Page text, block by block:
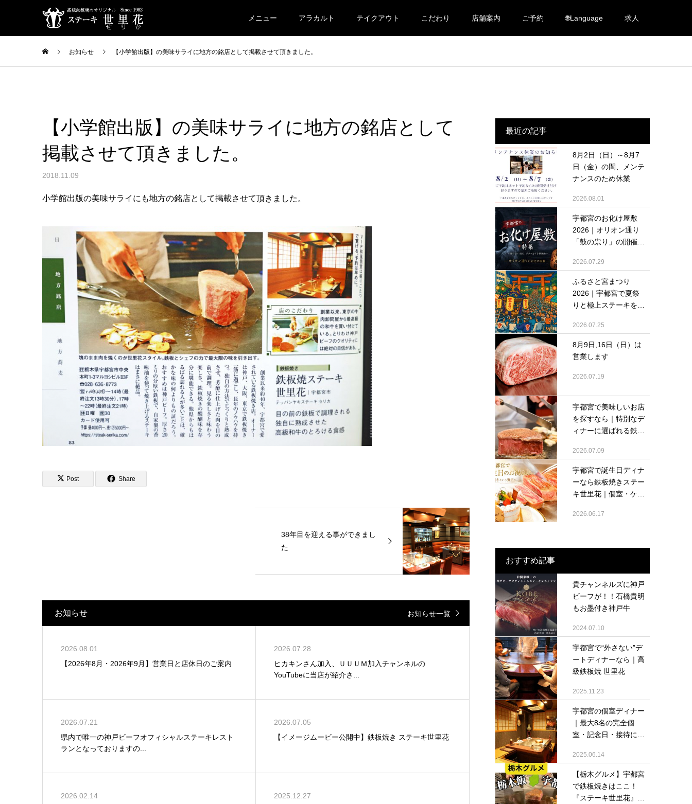
メニュー アラカルト テイクアウト こだわり 店舗案内 ご予約 🌐Language 求人
お知らせ 【小学館出版】の美味サライに地方の銘店として掲載させて頂きました。
【小学館出版】の美味サライに地方の銘店として
掲載させて頂きました。
2018.11.09
小学館出版の美味サライにも地方の銘店として掲載させて頂きました。
Post Share
38年目を迎える事ができまし
た
お知らせ お知らせ一覧
2026.08.01
【2026年8月・2026年9月】営業日と店休日のご案内
2026.07.28
ヒカキンさん加入、ＵＵＵＭ加入チャンネルの
YouTubeに当店が紹介さ...
2026.07.21
県内で唯一の神戸ビーフオフィシャルステーキレスト
ランとなっておりますの...
2026.07.05
【イメージムービー公開中】鉄板焼き ステーキ世里花
2026.02.14
2025.12.27
最近の記事
8月2日（日）～8月7
日（金）の間、メンテ
ナンスのため休業
2026.08.01
宇都宮のお化け屋敷
2026｜オリオン通り
「鼓の祟り」の開催
2026.07.29
ふるさと宮まつり
2026｜宇都宮で夏祭
りと極上ステーキを堪
2026.07.25
8月9日,16日（日）は
営業します
2026.07.19
宇都宮で美味しいお店
を探すなら｜特別なデ
ィナーに選ばれる鉄
2026.07.09
宇都宮で誕生日ディナ
ーなら鉄板焼きステー
キ世里花｜個室・ケ
2026.06.17
おすすめ記事
貴チャンネルズに神戸
ビーフが！！石橋貴明
もお墨付き神戸牛
2024.07.10
宇都宮で“外さない”デ
ートディナーなら｜高
級鉄板焼 世里花
2025.11.23
宇都宮の個室ディナー
｜最大8名の完全個
室・記念日・接待に｜
2025.06.14
【栃木グルメ】宇都宮
で鉄板焼きはここ！
『ステーキ世里花』が